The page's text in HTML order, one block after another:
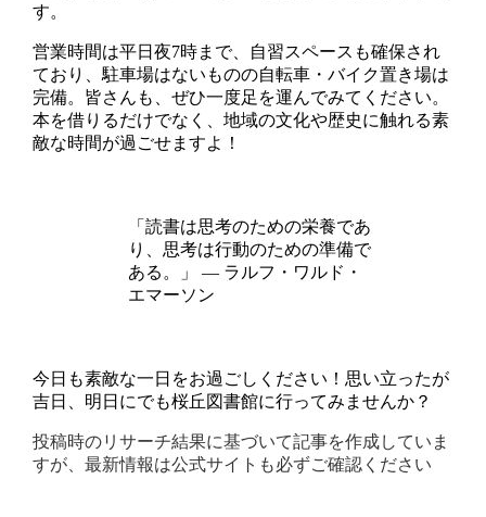
す。
営業時間は平日夜7時まで、自習スペースも確保され
ており、駐車場はないものの自転車・バイク置き場は
完備。皆さんも、ぜひ一度足を運んでみてください。
本を借りるだけでなく、地域の文化や歴史に触れる素
敵な時間が過ごせますよ！
「読書は思考のための栄養であ
り、思考は行動のための準備で
ある。」 ― ラルフ・ワルド・
エマーソン
今日も素敵な一日をお過ごしください！思い立ったが
吉日、明日にでも桜丘図書館に行ってみませんか？
投稿時のリサーチ結果に基づいて記事を作成していま
すが、最新情報は公式サイトも必ずご確認ください